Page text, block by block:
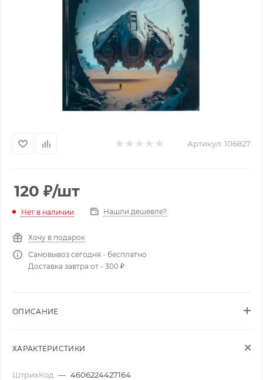
Артикул: 106827
120 ₽/шт
Нет в наличии Нашли дешевле?
Хочу в подарок
Самовывоз сегодня - бесплатно
Доставка завтра от - 300 ₽
ОПИСАНИЕ
ХАРАКТЕРИСТИКИ
ШтрихКод — 4606224427164